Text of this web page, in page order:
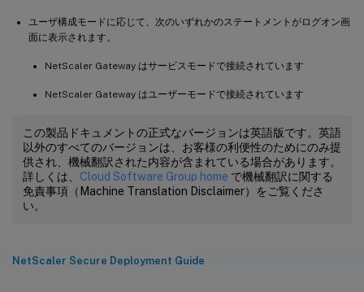
ユーザ構成モードに応じて、次のいずれかのステートメントがログオン画
面に表示されます。
NetScaler Gateway はサービスモードで接続されています
NetScaler Gateway はユーザーモードで接続されています
この製品ドキュメントの正式なバージョンは英語版です。英語
以外のすべてのバージョンは、お客様の利便性のためにのみ提
供され、機械翻訳された内容が含まれている場合があります。
詳しくは、 Cloud Software Group home で機械翻訳に関する
免責事項（Machine Translation Disclaimer）をご覧くださ
い。
NetScaler Secure Deployment Guide